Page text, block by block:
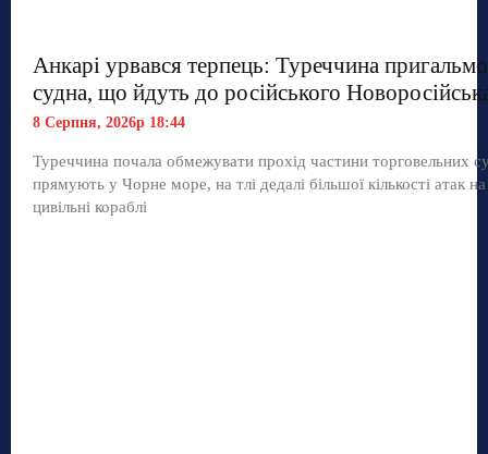
Анкарі урвався терпець: Туреччина
судна, що йдуть до російського
8 Серпня, 2026р 18:44
Туреччина почала обмежувати прохід частини торговельних
прямують у Чорне море, на тлі дедалі більшої кількості атак на
цивільні кораблі